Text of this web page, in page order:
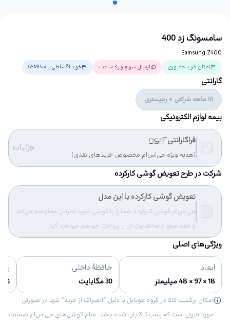
سامسونگ زد 400
Samsung Z400
امکان خرید حضوری ارسال سریع زیر 3 ساعت خرید اقساطی با GSMPay
گارانتی
18 ماهه شرکتی + رجیستری
بیمه لوازم الکترونیکی
فراگارانتی
(هدیه ویژه جی‌اس‌ام مخصوص خریدهای نقدی)
جزئیات
شرکت در طرح تعویض گوشی کارکرده
تعویض گوشی کارکرده با این مدل
جی‌اس‌ام گوشی کارکرده شما را با گوشی مورد نظرتان معاوضه می‌کند
و فقط مبلغ مابه‌التفاوت آن را پرداخت خواهید خواهید کرد.
ویژگی‌های اصلی
ابعاد
18 × 97 × 48 میلیمتر
حافظهٔ داخلی
30 مگابایت
امکان برگشت کالا در گروه موبایل با دلیل “انصراف از خرید“ تنها در صورتی
مورد قبول است که پلمب کالا باز نشده باشد. تمام گوشی‌های جی‌اس‌ام ضمانت